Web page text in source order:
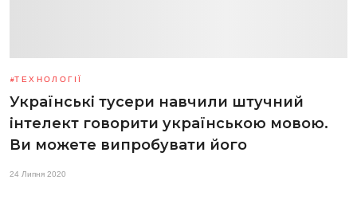
ТЕХНОЛОГІЇ
Українські тусери навчили штучний
інтелект говорити українською мовою.
Ви можете випробувати його
24 Липня 2020